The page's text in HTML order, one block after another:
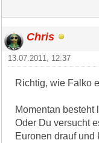
Chris
13.07.2011, 12:37
Richtig, wie Falko
Momentan besteht
Oder Du versucht
Euronen drauf und